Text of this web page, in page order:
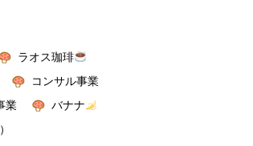
ラオス珈琲
コンサル事業
業
バナナ